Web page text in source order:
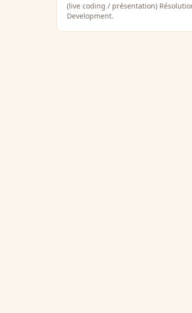
(live coding / présentation)
Development.